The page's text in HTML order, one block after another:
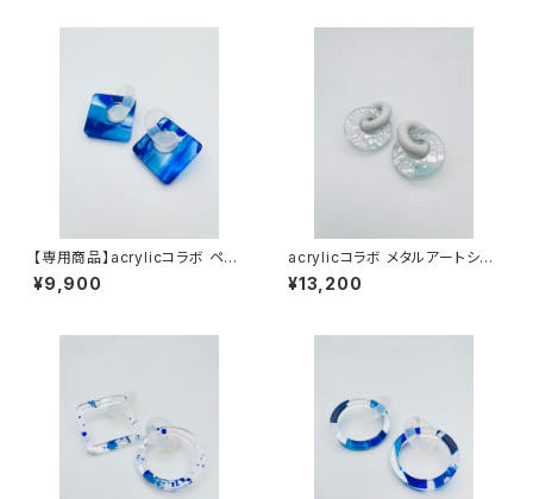
【専用商品】acrylicコラボ ペイ
ントシリーズ（ブルー系）APB-M
M24010
¥9,900
acrylicコラボ メタルアートシリ
ーズ（シャーベット系）AMS-M
M26001
¥13,200